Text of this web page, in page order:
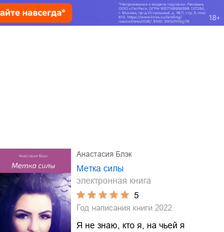
Анастасия Блэк
Метка силы
электронная книга
5
Год написания книги 2022
Я не знаю, кто я, на чьей я